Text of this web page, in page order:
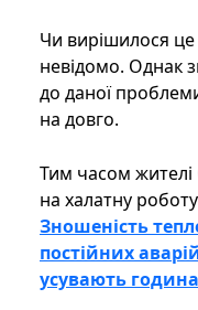
Чи вирішилося
невідомо. Однак
до даної
на довго.
Тим часом
на халатну
Зношеність
постійних
усувають